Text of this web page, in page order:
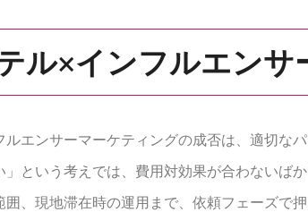
ル×インフルエンサ
ルエンサーマーケティングの成否は、適切な
」という考えでは、費用対効果が合わないば
囲、現地滞在時の運用まで、依頼フェーズで